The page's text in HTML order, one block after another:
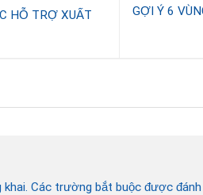
HỖ TRỢ XUẤT
GỢI Ý 6
Các trường bắt buộc được đánh